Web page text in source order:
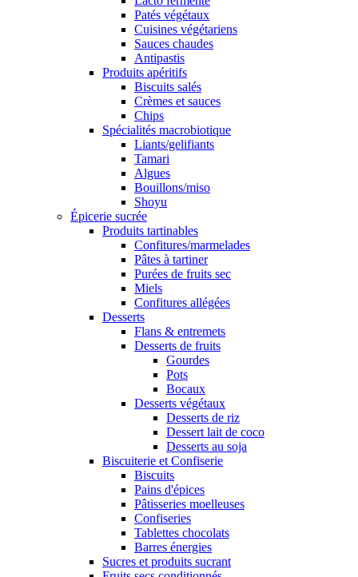
Patés végétaux
Cuisines végétariens
Sauces chaudes
Antipastis
Produits apéritifs
Biscuits salés
Crèmes et sauces
Chips
Spécialités macrobiotique
Liants/gelifiants
Tamari
Algues
Bouillons/miso
Shoyu
Épicerie sucrée
Produits tartinables
Confitures/marmelades
Pâtes à tartiner
Purées de fruits sec
Miels
Confitures allégées
Desserts
Flans & entremets
Desserts de fruits
Gourdes
Pots
Bocaux
Desserts végétaux
Desserts de riz
Dessert lait de coco
Desserts au soja
Biscuiterie et Confiserie
Biscuits
Pains d'épices
Pâtisseries moelleuses
Confiseries
Tablettes chocolats
Barres énergies
Sucres et produits sucrant